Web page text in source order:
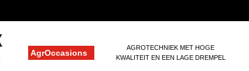
AgrOccasions
AGROTECHNIEK MET HOGE
KWALITEIT EN EEN LAGE DREMPEL